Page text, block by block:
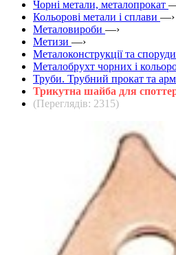
Чорні метали, металопрокат
Кольорові метали і сплави —›
Металовироби —›
Метизи —›
Металоконструкції та споруди
Металобрухт чорних і
Труби. Трубний прокат та
Трикутна шайба для
(Переглядів: 2315)